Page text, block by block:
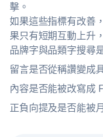
擊。
如果這些指標有改善
果只有短期互動上升
品牌字與品類字搜尋
留言是否從稱讚變成
內容是否能被改寫成
正負向提及是否能被